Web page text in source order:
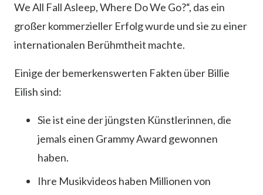
We All Fall Asleep, Where Do We Go?“, das ein
großer kommerzieller Erfolg wurde und sie zu einer
internationalen Berühmtheit machte.
Einige der bemerkenswerten Fakten über Billie
Eilish sind:
Sie ist eine der jüngsten Künstlerinnen, die
jemals einen Grammy Award gewonnen
haben.
Ihre Musikvideos haben Millionen von